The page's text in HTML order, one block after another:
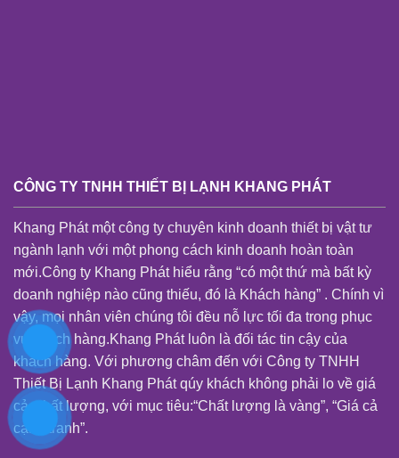
CÔNG TY TNHH THIẾT BỊ LẠNH KHANG PHÁT
Khang Phát một công ty chuyên kinh doanh thiết bị vật tư
ngành lạnh với một phong cách kinh doanh hoàn toàn
mới.Công ty Khang Phát hiểu rằng “có một thứ mà bất kỳ
doanh nghiệp nào cũng thiếu, đó là Khách hàng” . Chính vì
vậy, mọi nhân viên chúng tôi đều nỗ lực tối đa trong phục
vụ khách hàng.Khang Phát luôn là đối tác tin cậy của
khách hàng. Với phương châm đến với Công ty TNHH
Thiết Bị Lạnh Khang Phát qúy khách không phải lo về giá
cả, chất lượng, với mục tiêu:“Chất lượng là vàng”, “Giá cả
cạnh tranh”.